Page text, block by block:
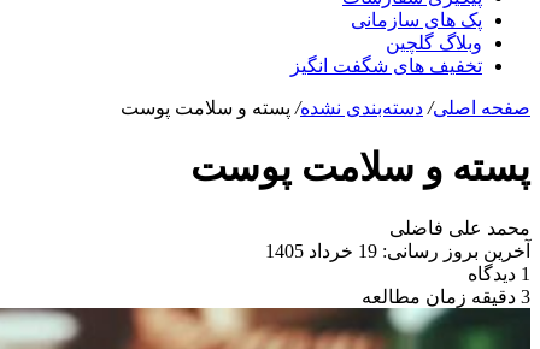
پک های سازمانی
وبلاگ گلچین
تخفیف های شگفت انگیز
صفحه اصلی/ دسته‌بندی نشده/ پسته و سلامت پوست
پسته و سلامت پوست
محمد علی فاضلی
آخرین بروز رسانی: 19 خرداد 1405
1 دیدگاه
3 دقیقه زمان مطالعه